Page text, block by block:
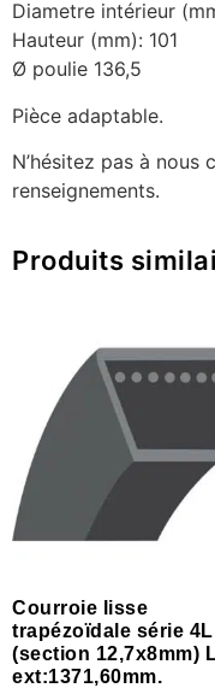
Diametre intérieur
Hauteur (mm): 101
Ø poulie 136,5
Pièce adaptable.
N’hésitez pas à
renseignements.
Produits
Courroie lisse
trapézoïdale série 4L
(section 12,7x8mm)
ext:1371,60mm.